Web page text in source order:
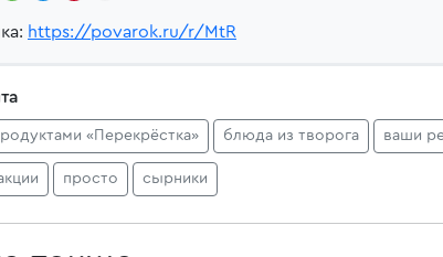
https://povarok.ru/r/MtR
«Перекрёстка» блюда из творога ваши
просто сырники